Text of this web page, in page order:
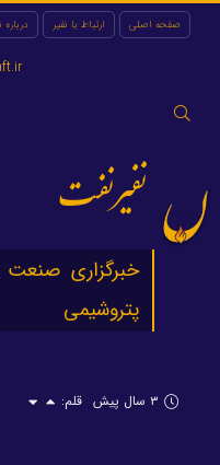
صفحه اصلی ارتباط با نفیر درباره
جستجو
نفیرنفت
خبرگزاری صنعت
پتروشیمی
۳ سال پیش قلم: